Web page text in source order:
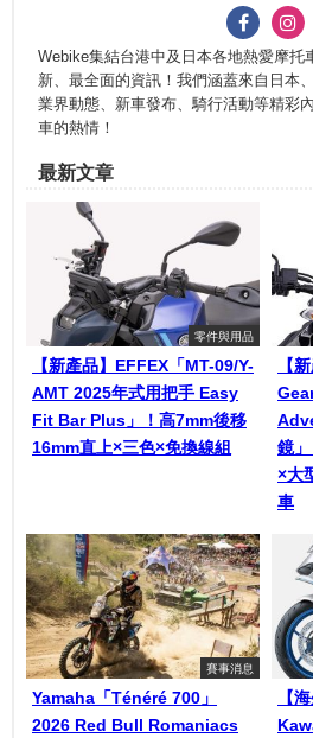
Webike集結台港中及日本各地熱愛摩托
新、最全面的資訊！我們涵蓋來自日本
業界動態、新車發布、騎行活動等精彩
車的熱情！
最新文章
零件與用品
【新產品】EFFEX「MT-09/Y-
AMT 2025年式用把手 Easy
Fit Bar Plus」！高7mm後移
16mm直上×三色×免換線組
【
鏡
×大
車
賽事消息
Yamaha「Ténéré 700」
2026 Red Bull Romaniacs
【